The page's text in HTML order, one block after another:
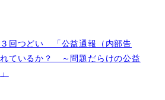
回つどい 「公益通報（内部告
ているか？ ～問題だらけの公益